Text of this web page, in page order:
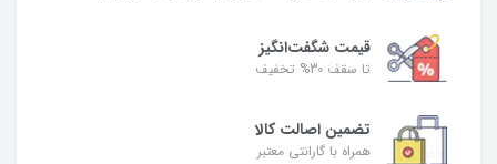
قیمت شگفت‌انگیز
تا سقف 30% تخفیف
تضمین اصالت کالا
همراه با گارانتی معتبر